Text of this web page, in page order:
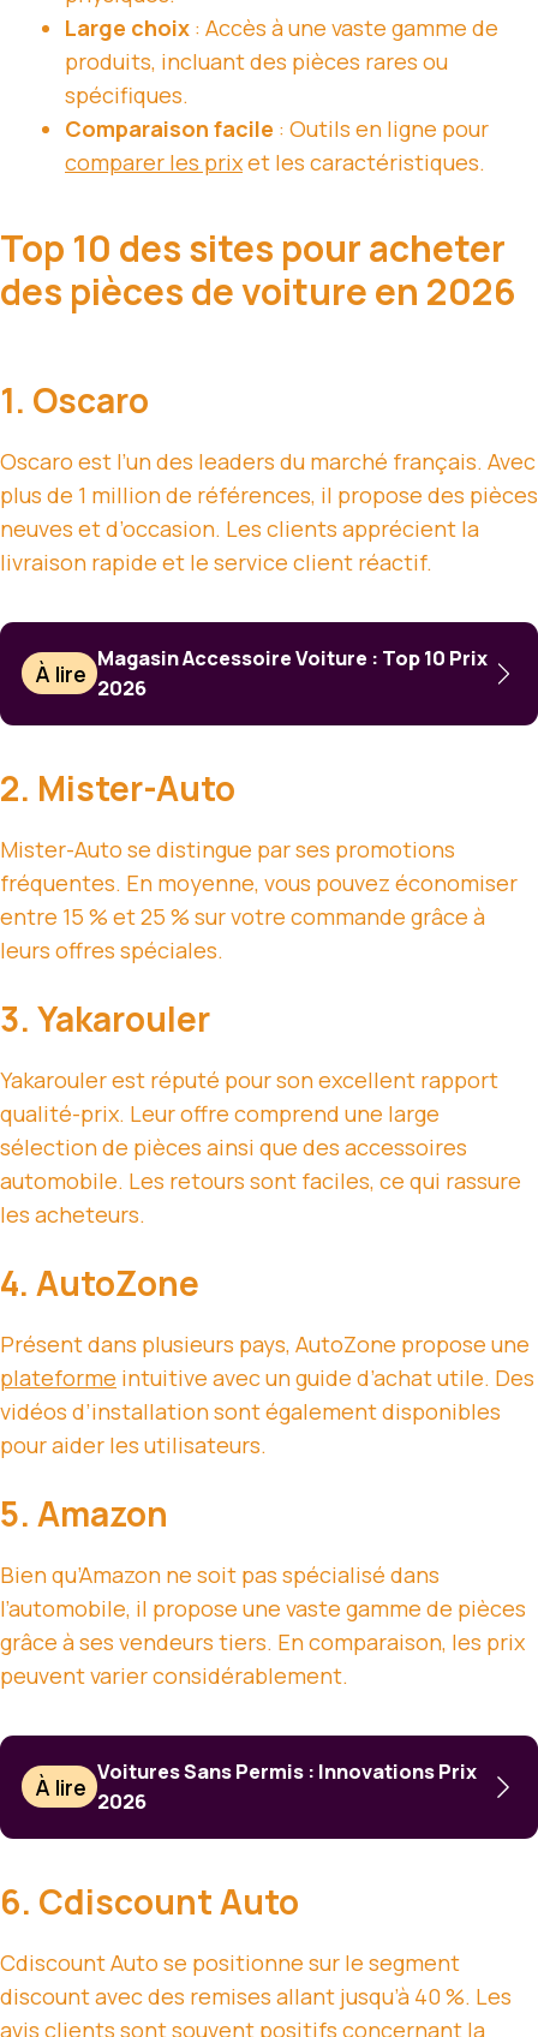
Large choix : Accès à une vaste gamme de
produits, incluant des pièces rares ou
spécifiques.
Comparaison facile : Outils en ligne pour
comparer les prixet les caractéristiques.
Top 10 des sites pour acheter
des pièces de voiture en 2026
1. Oscaro
Oscaro est l’un des leaders du marché français. Avec
plus de 1 million de références, il propose des pièces
neuves et d’occasion. Les clients apprécient la
livraison rapide et le service client réactif.
À lire
Magasin Accessoire Voiture : Top 10 Prix
2026
2. Mister-Auto
Mister-Auto se distingue par ses promotions
fréquentes. En moyenne, vous pouvez économiser
entre 15 % et 25 % sur votre commande grâce à
leurs offres spéciales.
3. Yakarouler
Yakarouler est réputé pour son excellent rapport
qualité-prix. Leur offre comprend une large
sélection de pièces ainsi que des accessoires
automobile. Les retours sont faciles, ce qui rassure
les acheteurs.
4. AutoZone
Présent dans plusieurs pays, AutoZone propose une
plateforme intuitive avec un guide d’achat utile. Des
vidéos d’installation sont également disponibles
pour aider les utilisateurs.
5. Amazon
Bien qu’Amazon ne soit pas spécialisé dans
l’automobile, il propose une vaste gamme de pièces
grâce à ses vendeurs tiers. En comparaison, les prix
peuvent varier considérablement.
À lire
Voitures Sans Permis : Innovations Prix
2026
6. Cdiscount Auto
Cdiscount Auto se positionne sur le segment
discount avec des remises allant jusqu’à 40 %. Les
avis clients sont souvent positifs concernant la